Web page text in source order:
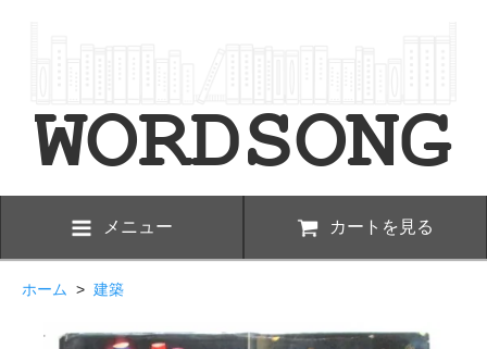
メニュー カートを見る
ホーム > 建築